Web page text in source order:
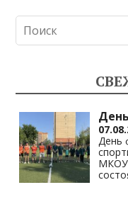
День
МКОУ